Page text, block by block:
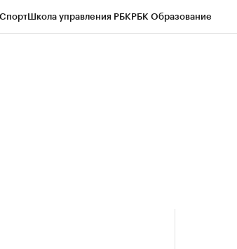
СпортШкола управления РБКРБК Образование